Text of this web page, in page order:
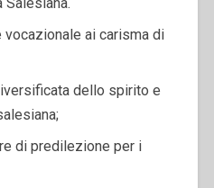
vocazionale ai carisma di
dello spirito e
di predilezione per i